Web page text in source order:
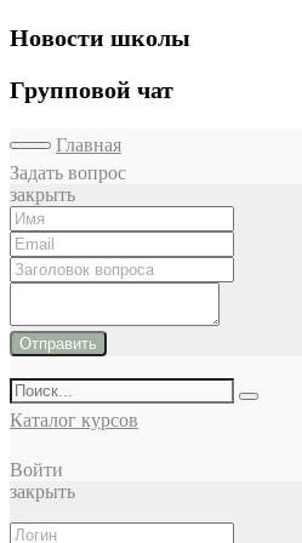
Новости школы
Групповой чат
Главная
Задать вопрос
закрыть
Отправить
Каталог курсов
Войти
закрыть